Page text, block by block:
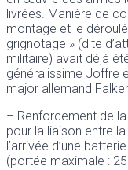
livrées. Manière de
montage et le
grignotage » (dite
militaire) avait déjà
généralissime Joffre
major allemand
– Renforcement de
pour la liaison entre
l’arrivée d’une
(portée maximale :